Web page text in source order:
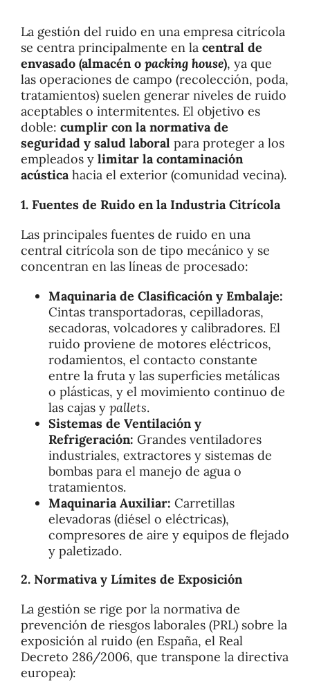
Calidad
Sostenibilidad
Ferias
Empleo
Noticias
Contacto
La gestión del ruido en una empresa citrícola
se centra principalmente en la central de
envasado (almacén o packing house), ya que
las operaciones de campo (recolección, poda,
tratamientos) suelen generar niveles de ruido
aceptables o intermitentes. El objetivo es
doble: cumplir con la normativa de
seguridad y salud laboralpara proteger a los
empleados y limitar la contaminación
acústicahacia el exterior (comunidad vecina).
1. Fuentes de Ruido en la Industria Citrícola
Las principales fuentes de ruido en una
central citrícola son de tipo mecánico y se
concentran en las líneas de procesado:
Maquinaria de Clasificación y Embalaje:
Cintas transportadoras, cepilladoras,
secadoras, volcadores y calibradores. El
ruido proviene de motores eléctricos,
rodamientos, el contacto constante
entre la fruta y las superficies metálicas
o plásticas, y el movimiento continuo de
las cajas y pallets.
Sistemas de Ventilación y
Refrigeración: Grandes ventiladores
industriales, extractores y sistemas de
bombas para el manejo de agua o
tratamientos.
Maquinaria Auxiliar: Carretillas
elevadoras (diésel o eléctricas),
compresores de aire y equipos de flejado
y paletizado.
2. Normativa y Límites de Exposición
La gestión se rige por la normativa de
prevención de riesgos laborales (PRL) sobre la
exposición al ruido (en España, el Real
Decreto 286/2006, que transpone la directiva
europea):